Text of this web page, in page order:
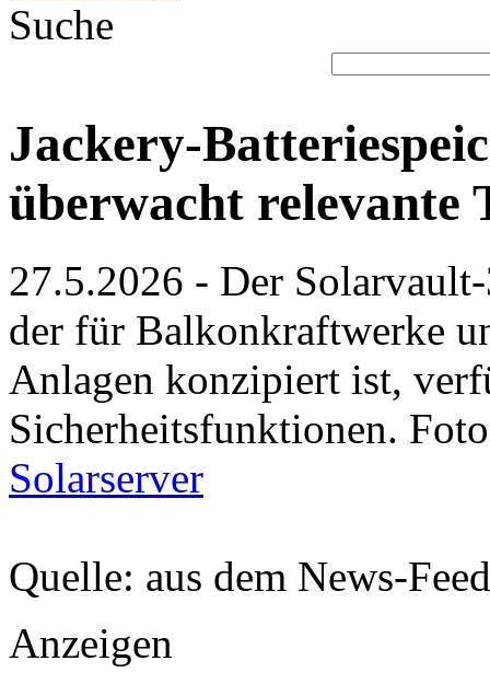
Suche
Jackery-
überwacht relevante
27.5.2026 - Der
der für Balkonkraftwerke
Anlagen konzipiert ist,
Sicherheitsfunktionen.
Solarserver
Quelle: aus dem News-
Anzeigen